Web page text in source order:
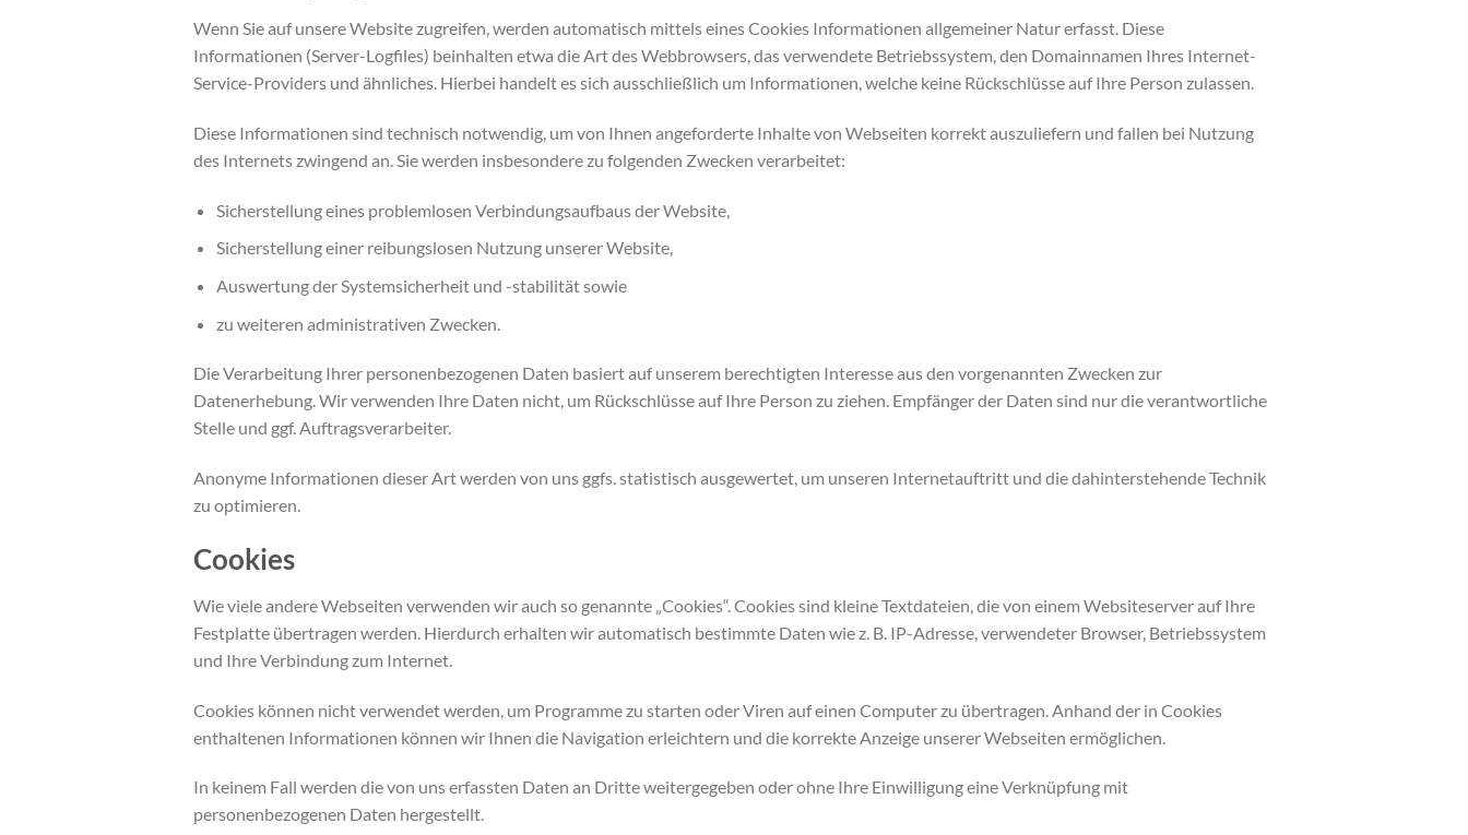
Wenn Sie auf unsere Website zugreifen, werden automatisch mittels eines Cookies Informationen allgemeiner Natur erfasst. Diese
Informationen (Server-Logfiles) beinhalten etwa die Art des Webbrowsers, das verwendete Betriebssystem, den Domainnamen Ihres Internet-
Service-Providers und ähnliches. Hierbei handelt es sich ausschließlich um Informationen, welche keine Rückschlüsse auf Ihre Person zulassen.
Diese Informationen sind technisch notwendig, um von Ihnen angeforderte Inhalte von Webseiten korrekt auszuliefern und fallen bei Nutzung
des Internets zwingend an. Sie werden insbesondere zu folgenden Zwecken verarbeitet:
Sicherstellung eines problemlosen Verbindungsaufbaus der Website,
Sicherstellung einer reibungslosen Nutzung unserer Website,
Auswertung der Systemsicherheit und -stabilität sowie
zu weiteren administrativen Zwecken.
Die Verarbeitung Ihrer personenbezogenen Daten basiert auf unserem berechtigten Interesse aus den vorgenannten Zwecken zur
Datenerhebung. Wir verwenden Ihre Daten nicht, um Rückschlüsse auf Ihre Person zu ziehen. Empfänger der Daten sind nur die verantwortliche
Stelle und ggf. Auftragsverarbeiter.
Anonyme Informationen dieser Art werden von uns ggfs. statistisch ausgewertet, um unseren Internetauftritt und die dahinterstehende Technik
zu optimieren.
Cookies
Wie viele andere Webseiten verwenden wir auch so genannte „Cookies“. Cookies sind kleine Textdateien, die von einem Websiteserver auf Ihre
Festplatte übertragen werden. Hierdurch erhalten wir automatisch bestimmte Daten wie z. B. IP-Adresse, verwendeter Browser, Betriebssystem
und Ihre Verbindung zum Internet.
Cookies können nicht verwendet werden, um Programme zu starten oder Viren auf einen Computer zu übertragen. Anhand der in Cookies
enthaltenen Informationen können wir Ihnen die Navigation erleichtern und die korrekte Anzeige unserer Webseiten ermöglichen.
In keinem Fall werden die von uns erfassten Daten an Dritte weitergegeben oder ohne Ihre Einwilligung eine Verknüpfung mit
personenbezogenen Daten hergestellt.